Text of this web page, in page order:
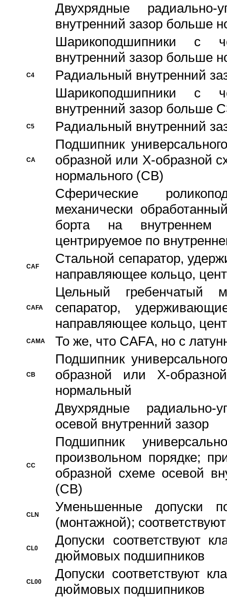
Двухрядные радиально-
внутренний зазор больше
Шарикоподшипники с
внутренний зазор больше
C4
Pадиальный внутренний
Шарикоподшипники с
внутренний зазор больше
C5 Pадиальный внутренний
CA
Подшипник
образной или Х-образной
нормального (CB)
Сферические
механически
борта на внутреннем
центрируемое по
CAF
Стальной сепаратор,
направляющее кольцо,
CAFA
Цельный гребенчатый
сепаратор,
направляющее кольцо,
CAMA То же, что CAFA, но с
CB
Подшипник
образной или Х-
нормальный
Двухрядные радиально-
осевой внутренний зазор
CC
Подшипник
произвольном порядке;
образной схеме осевой
(CB)
CLN
Уменьшенные
(монтажной);
CL0
Допуски соответствуют
дюймовых подшипников
CL00
Допуски соответствуют
дюймовых подшипников